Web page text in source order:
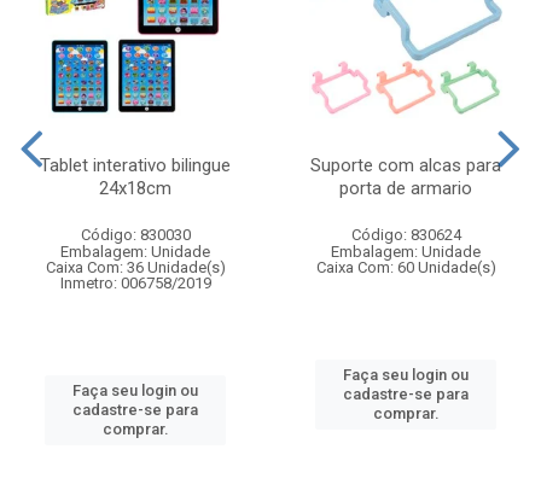
Tablet interativo bilingue
24x18cm
Código: 830030
Embalagem: Unidade
Caixa Com: 36 Unidade(s)
Inmetro: 006758/2019
Faça seu login ou
cadastre-se para
comprar.
Suporte com alcas para
porta de armario
Código: 830624
Embalagem: Unidade
Caixa Com: 60 Unidade(s)
Faça seu login ou
cadastre-se para
comprar.